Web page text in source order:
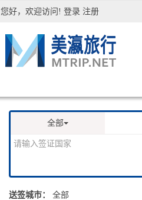
您好，欢迎访问! 登录 注册
全部
送签城市：
全部